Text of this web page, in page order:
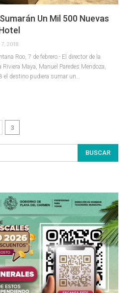
Un Mil 500 Nuevas
7, 2018
Roo, 7 de febrero.- El director de la
Maya, Manuel Paredes Mendoza,
el destino pudiera sumar un…
3